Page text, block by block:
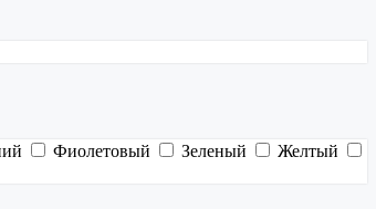
Фиолетовый Зеленый
Желтый